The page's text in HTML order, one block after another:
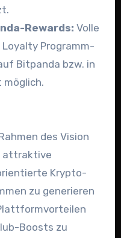
Rewards: Volle
Loyalty Programm-
Bitpanda bzw. in
möglich.
des Vision
attraktive
Krypto-
zu generieren
Boosts zu